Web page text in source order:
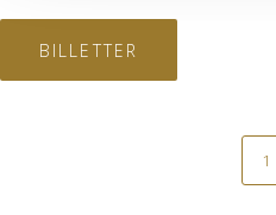
BILLETTER
1